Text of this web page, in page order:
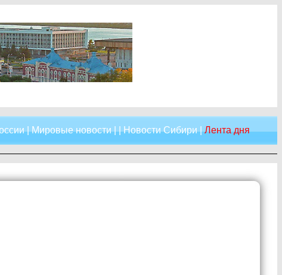
|Мировые новости| |Новости Сибири|Лента дня